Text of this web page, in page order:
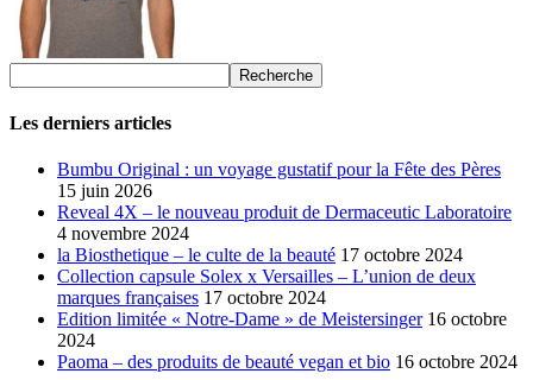
Les derniers articles
Bumbu Original : un voyage gustatif pour la Fête des Pères
15 juin 2026
Reveal 4X – le nouveau produit de Dermaceutic Laboratoire
4 novembre 2024
la Biosthetique – le culte de la beauté 17 octobre 2024
Collection capsule Solex x Versailles – L’union de deux
marques françaises 17 octobre 2024
Edition limitée « Notre-Dame » de Meistersinger 16 octobre
2024
Paoma – des produits de beauté vegan et bio 16 octobre 2024